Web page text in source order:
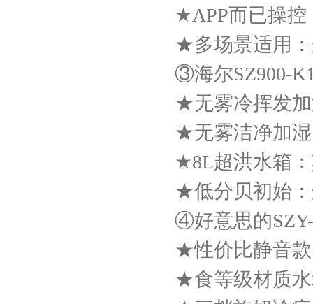
★APP而已操控
★多场景适用：
③海尔SZ900-
★无雾冷挥发
★无雾洁净加湿
★8L超洪水箱
★低分贝初始：
④好意思的
★性价比静音
★食等级材质水